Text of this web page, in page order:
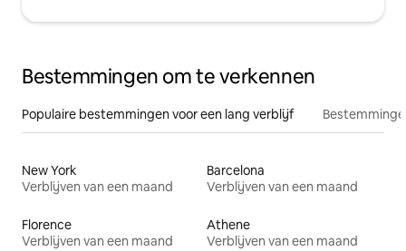
Bestemmingen om te verkennen
Populaire bestemmingen voor een lang verblijf
New York
Verblijven van een maand
Barcelona
Verblijven van een maand
Florence
Verblijven van een maand
Athene
Verblijven van een maand